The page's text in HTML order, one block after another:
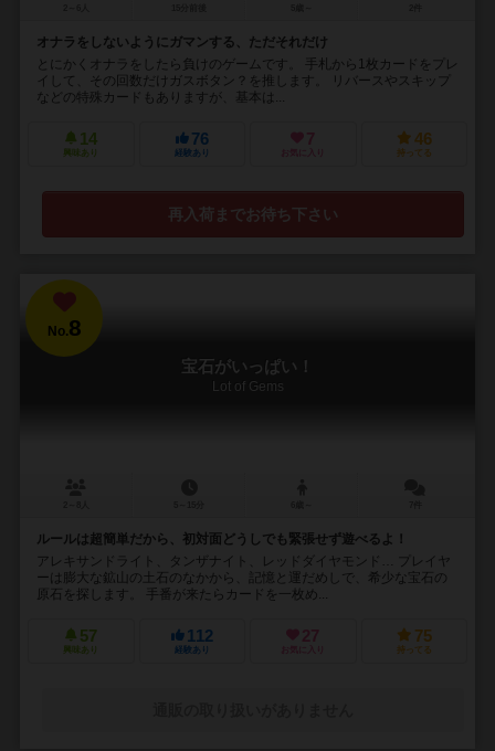
オナラをしないようにガマンする、ただそれだけ
とにかくオナラをしたら負けのゲームです。 手札から1枚カードをプレ
イして、その回数だけガスボタン？を推します。 リバースやスキップ
などの特殊カードもありますが、基本は...
14
興味あり
76
経験あり
7
お気に入り
46
持ってる
再入荷までお待ち下さい
No.8
宝石がいっぱい！
Lot of Gems
ルールは超簡単だから、初対面どうしでも緊張せず遊べるよ！
アレキサンドライト、タンザナイト、レッドダイヤモンド… プレイヤ
ーは膨大な鉱山の土石のなかから、記憶と運だめしで、希少な宝石の
原石を探します。 手番が来たらカードを一枚め...
57
興味あり
112
経験あり
27
お気に入り
75
持ってる